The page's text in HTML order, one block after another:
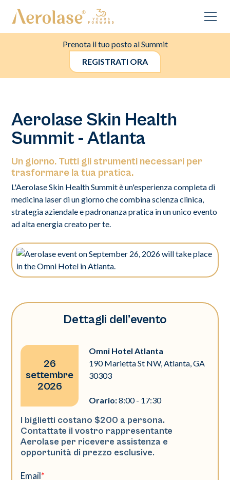
Prenota il tuo posto al Summit
REGISTRATI ORA
Aerolase Skin Health
Summit - Atlanta
Un giorno. Tutti gli strumenti necessari per
trasformare la tua pratica.
L'Aerolase Skin Health Summit è un'esperienza completa di
medicina laser di un giorno che combina scienza clinica,
strategia aziendale e padronanza pratica in un unico evento
ad alta energia creato per te.
Dettagli dell'evento
26
settembre
2026
Omni Hotel Atlanta
190 Marietta St NW, Atlanta, GA
30303
Orario:8:00 - 17:30
I biglietti costano $200 a persona.
Contattate il vostro rappresentante
Aerolase per ricevere assistenza e
opportunità di prezzo esclusive.